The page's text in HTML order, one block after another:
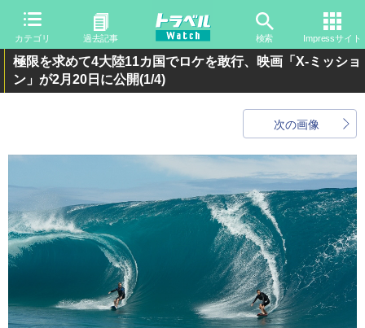
カテゴリ 過去記事 検索 Impressサイト
極限を求めて4大陸11カ国でロケを敢行、映画「X-ミッショ
ン」が2月20日に公開(1/4)
次の画像